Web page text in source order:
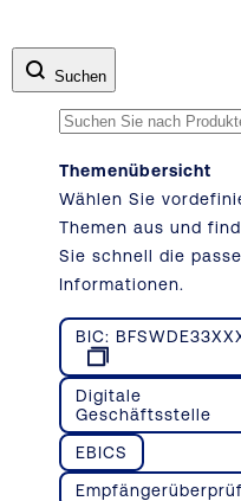
Suchen
Themenübersicht
Wählen Sie
Themen aus und
Sie schnell die
Informationen.
BIC:
Digitale
Geschäftsstelle
EBICS